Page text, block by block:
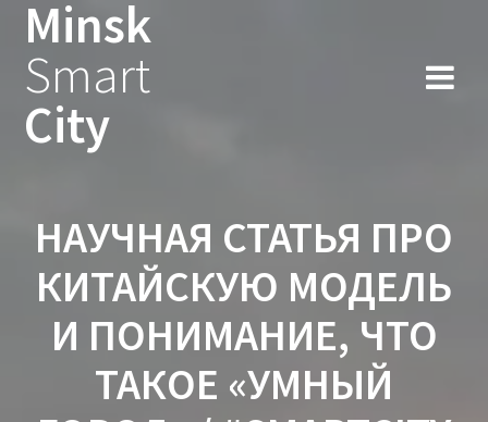
Minsk
Smart
City
НАУЧНАЯ СТАТЬЯ ПРО
КИТАЙСКУЮ МОДЕЛЬ
И ПОНИМАНИЕ, ЧТО
ТАКОЕ «УМНЫЙ